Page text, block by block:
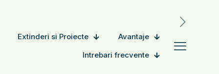
Extinderi si Proiecte
Avantaje
Intrebari frecvente